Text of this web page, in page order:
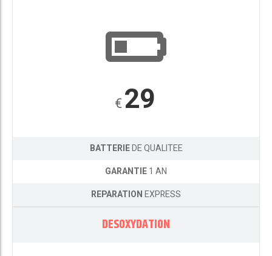
€29
BATTERIEDE QUALITEE
GARANTIE1 AN
REPARATIONEXPRESS
DESOXYDATION